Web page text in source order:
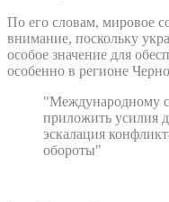
По его словам, мировое
внимание, поскольку
особое значение для
особенно в регионе
"Международному
приложить усилия
эскалация
обороты"